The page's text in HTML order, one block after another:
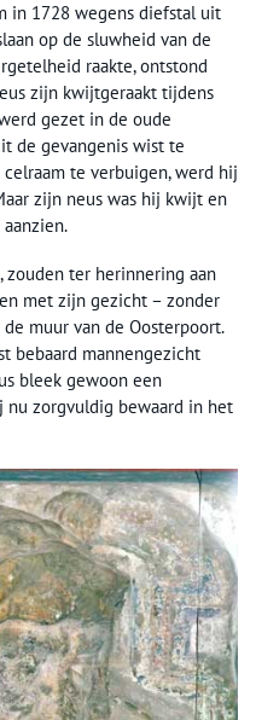
in 1728 wegens diefstal uit
op de sluwheid van de
raakte, ontstond
zijn kwijtgeraakt tijdens
gezet in de oude
de gevangenis wist te
te verbuigen, werd hij
zijn neus was hij kwijt en
zouden ter herinnering aan
met zijn gezicht – zonder
muur van de Oosterpoort.
bebaard mannengezicht
bleek gewoon een
nu zorgvuldig bewaard in het